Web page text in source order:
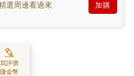
選周邊看過來 加購
寫評價
賺金幣